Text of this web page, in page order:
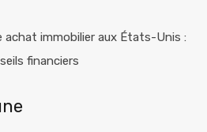
immobilier aux États-Unis :
financiers